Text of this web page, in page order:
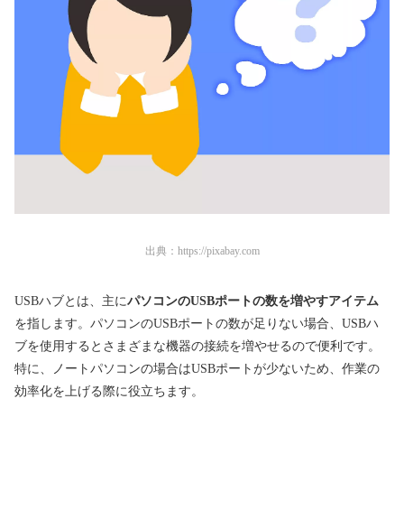
出典： https://pixabay.com
USBハブとは、主にパソコンのUSBポートの数を増やすアイテム
を指します。パソコンのUSBポートの数が足りない場合、USBハ
ブを使用するとさまざまな機器の接続を増やせるので便利です。
特に、ノートパソコンの場合はUSBポートが少ないため、作業の
効率化を上げる際に役立ちます。